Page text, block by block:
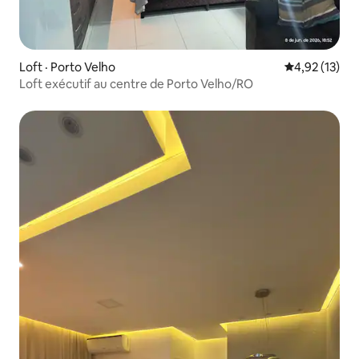
Loft · Porto Velho Note
4,92 (13)
Loft exécutif au centre de Porto Velho/RO